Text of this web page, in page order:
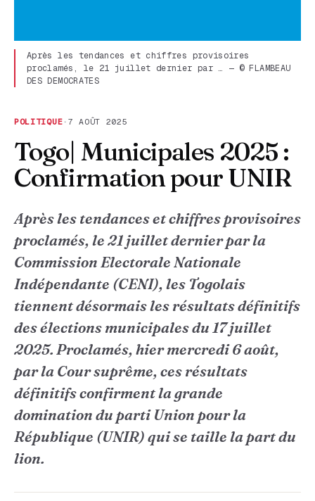
Après les tendances et chiffres provisoires
proclamés, le 21 juillet dernier par … — © FLAMBEAU
DES DEMOCRATES
POLITIQUE · 7 AOÛT 2025
Togo| Municipales 2025 :
Confirmation pour UNIR
Après les tendances et chiffres provisoires
proclamés, le 21 juillet dernier par la
Commission Electorale Nationale
Indépendante (CENI), les Togolais
tiennent désormais les résultats définitifs
des élections municipales du 17 juillet
2025. Proclamés, hier mercredi 6 août,
par la Cour suprême, ces résultats
définitifs confirment la grande
domination du parti Union pour la
République (UNIR) qui se taille la part du
lion.